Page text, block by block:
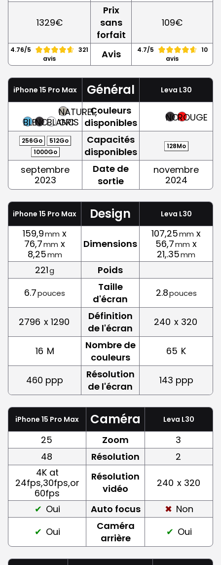
1329€
Prix
sans
forfait
109€
4.76/5
321
avis
Avis 4.7/5
10
avis
iPhone 15 Pro Max Général Leva L30
BLEUNOIRBLANC
NATUREL,
GRIS
Couleurs
disponibles
NOIRROUGE
256Go
512Go
1000Go
Capacités
disponibles
128Mo
septembre
2023
Date de
sortie
novembre
2024
iPhone 15 Pro Max Design Leva L30
159,9mm x
76,7mm x
8,25mm
Dimensions
107,25mm x
56,7mm x
21,.35mm
221g
Poids
6.7pouces
Taille
d'écran
2.8pouces
2796 x 1290
Définition
de l'écran
240 x 320
16 M
Nombre de
couleurs
65 K
460 ppp
Résolution
de l'écran
143 ppp
iPhone 15 Pro Max Caméra Leva L30
25 Zoom
3
48
Résolution
2
4K at
24fps,30fps,or
60fps
Résolution
vidéo
240 x 320
Oui Auto focus
Non
Oui
Caméra
arrière
Oui